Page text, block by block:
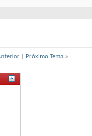
Próximo Tema »